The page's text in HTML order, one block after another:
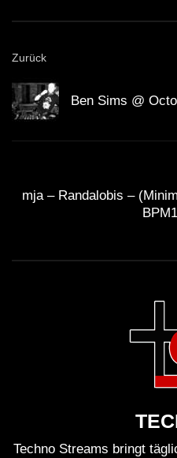
Zurück
Ben Sims @
mja – Randalobis –
Techno Streams bringt